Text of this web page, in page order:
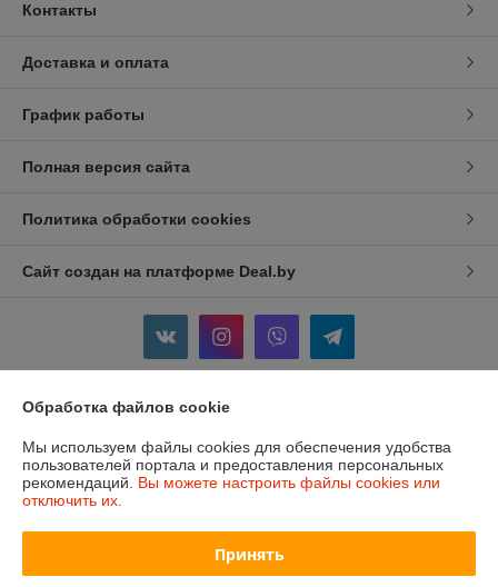
Контакты
Доставка и оплата
График работы
Полная версия сайта
Политика обработки cookies
Сайт создан на платформе Deal.by
Информация для покупателя
Индивидуальный предприниматель:ИП Изотов Алексей Олегович
Минск. Ул. Седых 36-25
Регистрационный номер ЕГР: 193806782
Регистрационный орган: Мингорисполком
Обработка файлов cookie
Мы используем файлы cookies для обеспечения удобства
пользователей портала и предоставления персональных
рекомендаций. Вы можете настроить файлы cookies или
отключить их.
Принять